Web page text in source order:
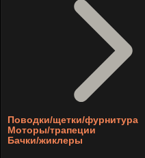
Поводки/щетки/фурнитура
Моторы/трапеции
Бачки/жиклеры